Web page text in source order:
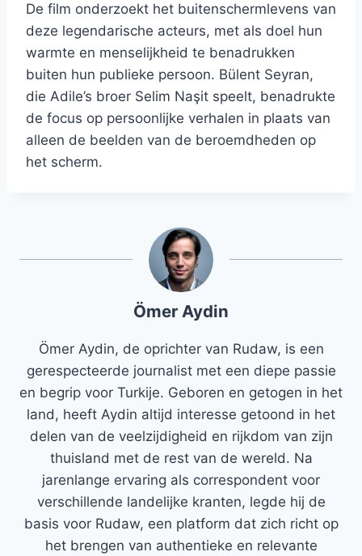
De film onderzoekt het buitenschermlevens van
deze legendarische acteurs, met als doel hun
warmte en menselijkheid te benadrukken
buiten hun publieke persoon. Bülent Seyran,
die Adile’s broer Selim Naşit speelt, benadrukte
de focus op persoonlijke verhalen in plaats van
alleen de beelden van de beroemdheden op
het scherm.
Ömer Aydin
Ömer Aydin, de oprichter van Rudaw, is een
gerespecteerde journalist met een diepe passie
en begrip voor Turkije. Geboren en getogen in het
land, heeft Aydin altijd interesse getoond in het
delen van de veelzijdigheid en rijkdom van zijn
thuisland met de rest van de wereld. Na
jarenlange ervaring als correspondent voor
verschillende landelijke kranten, legde hij de
basis voor Rudaw, een platform dat zich richt op
het brengen van authentieke en relevante